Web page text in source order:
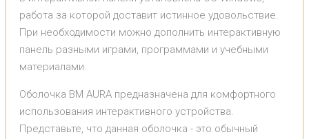
работа за которой доставит истинное удовольствие.
При необходимости можно дополнить интерактивную
панель разными играми, программами и учебными
материалами.
Оболочка BM AURA предназначена для комфортного
использования интерактивного устройства.
Представьте, что данная оболочка - это обычный